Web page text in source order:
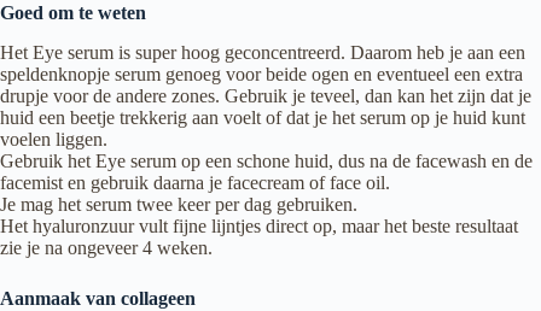
Goed om te weten
Het Eye serum is super hoog geconcentreerd. Daarom heb je aan een
speldenknopje serum genoeg voor beide ogen en eventueel een extra
drupje voor de andere zones. Gebruik je teveel, dan kan het zijn dat je
huid een beetje trekkerig aan voelt of dat je het serum op je huid kunt
voelen liggen.
Gebruik het Eye serum op een schone huid, dus na de facewash en de
facemist en gebruik daarna je facecream of face oil.
Je mag het serum twee keer per dag gebruiken.
Het hyaluronzuur vult fijne lijntjes direct op, maar het beste resultaat
zie je na ongeveer 4 weken.
Aanmaak van collageen